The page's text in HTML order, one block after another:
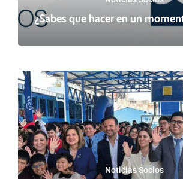
¿Sabes que hacer en un
Noticias Socios